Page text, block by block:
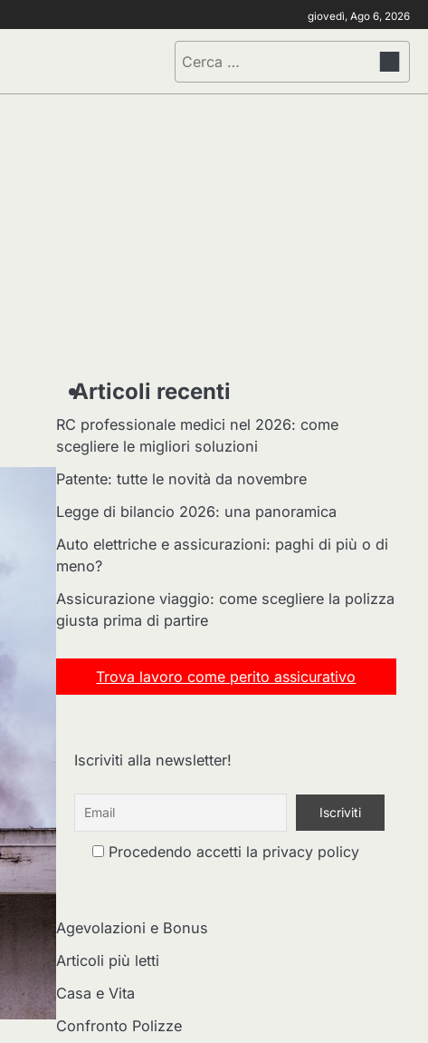
giovedì, Ago 6, 2026
Ricerca
per:
Articoli recenti
RC professionale medici nel 2026: come
scegliere le migliori soluzioni
Patente: tutte le novità da novembre
Legge di bilancio 2026: una panoramica
Auto elettriche e assicurazioni: paghi di più o di
meno?
Assicurazione viaggio: come scegliere la polizza
giusta prima di partire
Trova lavoro come perito assicurativo
Iscriviti alla newsletter!
Procedendo accetti la privacy policy
Agevolazioni e Bonus
Articoli più letti
Casa e Vita
Confronto Polizze